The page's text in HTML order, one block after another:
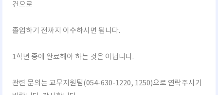
건으로
졸업하기 전까지 이수하시면 됩니다.
1학년 중에 완료해야 하는 것은 아닙니다.
관련 문의는 교무지원팀(054-630-1220, 1250)으로 연락주시기